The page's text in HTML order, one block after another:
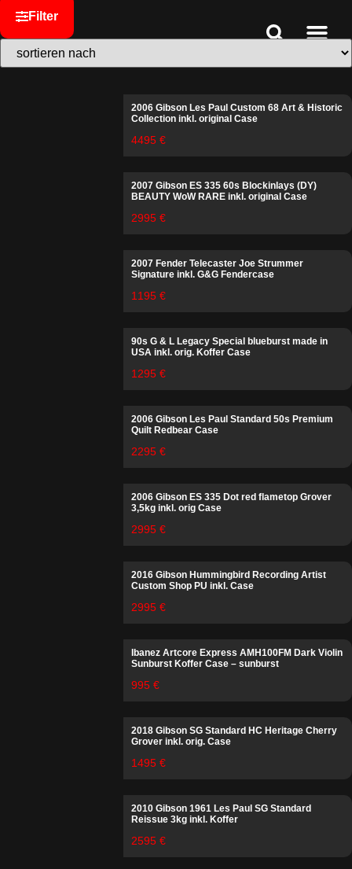
Filter
2006 Gibson Les Paul Custom 68 Art & Historic
Collection inkl. original Case
4495 €
2007 Gibson ES 335 60s Blockinlays (DY)
BEAUTY WoW RARE inkl. original Case
2995 €
2007 Fender Telecaster Joe Strummer
Signature inkl. G&G Fendercase
1195 €
90s G & L Legacy Special blueburst made in
USA inkl. orig. Koffer Case
1295 €
2006 Gibson Les Paul Standard 50s Premium
Quilt Redbear Case
2295 €
2006 Gibson ES 335 Dot red flametop Grover
3,5kg inkl. orig Case
2995 €
2016 Gibson Hummingbird Recording Artist
Custom Shop PU inkl. Case
2995 €
Ibanez Artcore Express AMH100FM Dark Violin
Sunburst Koffer Case – sunburst
995 €
2018 Gibson SG Standard HC Heritage Cherry
Grover inkl. orig. Case
1495 €
2010 Gibson 1961 Les Paul SG Standard
Reissue 3kg inkl. Koffer
2595 €